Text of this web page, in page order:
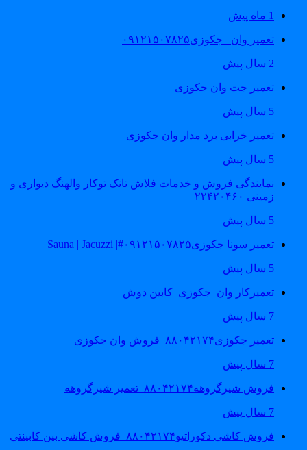
1 ماه پیش
تعمیر وان _جکوزی۰۹۱۲۱۵۰۷۸۲۵
تعمیر جت وان جکوزی
تعمیر خرابی برد مدار وان جکوزی
نمایندگی فروش و خدمات فلاش تانک توکار والهنگ دیواری و
زمینی ۲۲۴۲۰۴۶۰
تعمیر سونا جکوزی۰۹۱۲۱۵۰۷۸۲۵#| Sauna | Jacuzzi
تعمیرکار وان_جکوزی_کابین دوش
تعمیر جکوزی۸۸۰۴۲۱۷۴_فروش وان جکوزی
فروش شیرگروهه۸۸۰۴۲۱۷۴_تعمیر شیرگروهه
فروش کاشی دکوراتیو۸۸۰۴۲۱۷۴_فروش کاشی بین کابینتی